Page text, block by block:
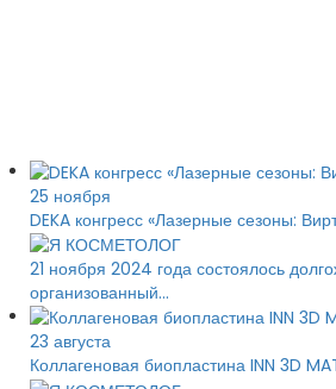
25 ноября
DEKA конгресс «Лазерные сезоны:
21 ноября 2024 года состоялось
организованный...
23 августа
Коллагеновая биопластина INN 3D